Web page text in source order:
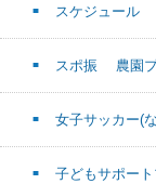
スケジュール
スポ振 農園プ
女子サッカー(
子どもサポー